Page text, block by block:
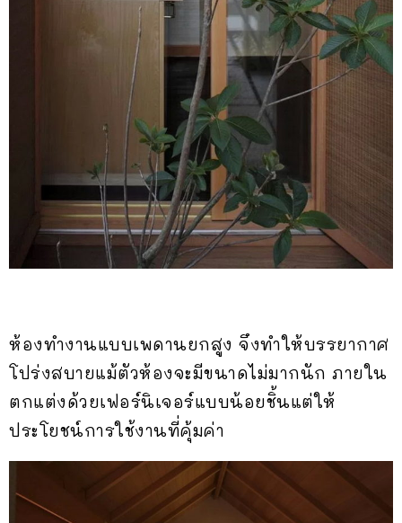
ห้องทำงานแบบเพดานยกสูง จึงทำให้บรรยากาศ
โปร่งสบายแม้ตัวห้องจะมีขนาดไม่มากนัก ภายใน
ตกแต่งด้วยเฟอร์นิเจอร์แบบน้อยชิ้นแต่ให้
ประโยชน์การใช้งานที่คุ้มค่า